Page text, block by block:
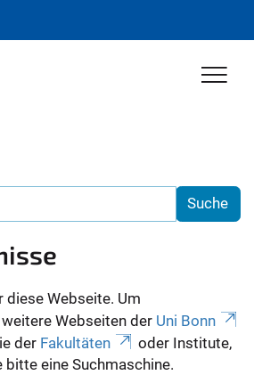
diese Webseite. Um
Webseiten der Uni Bonn
der Fakultäten
oder Institute,
bitte eine Suchmaschine.